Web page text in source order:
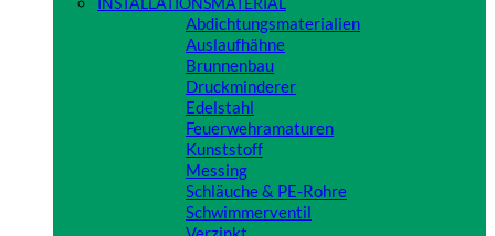
Abdichtungsmaterialien
Auslaufhähne
Brunnenbau
Druckminderer
Edelstahl
Feuerwehramaturen
Kunststoff
Messing
Schläuche & PE-Rohre
Schwimmerventil